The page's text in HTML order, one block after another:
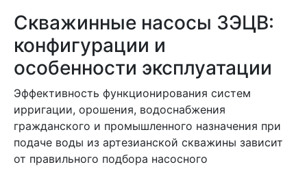
Скважинные насосы 3ЭЦВ:
конфигурации и
особенности эксплуатации
Эффективность функционирования систем
ирригации, орошения, водоснабжения
гражданского и промышленного назначения при
подаче воды из артезианской скважины зависит
от правильного подбора насосного